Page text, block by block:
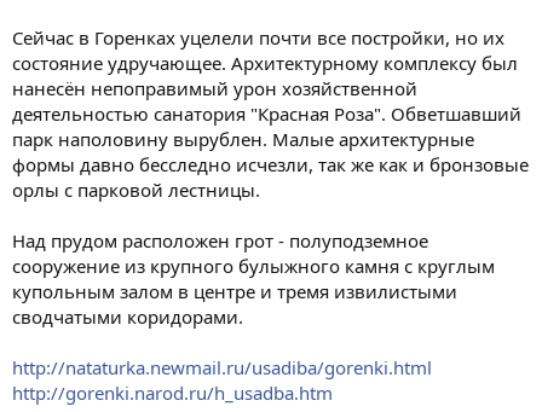
Сейчас в Горенках уцелели почти все постройки, но их
состояние удручающее. Архитектурному комплексу был
нанесён непоправимый урон хозяйственной
деятельностью санатория "Красная Роза". Обветшавший
парк наполовину вырублен. Малые архитектурные
формы давно бесследно исчезли, так же как и бронзовые
орлы с парковой лестницы.
Над прудом расположен грот - полуподземное
сооружение из крупного булыжного камня с круглым
купольным залом в центре и тремя извилистыми
сводчатыми коридорами.
http://nataturka.newmail.ru/usadiba/gorenki.html
http://gorenki.narod.ru/h_usadba.htm